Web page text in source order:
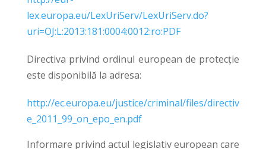
lex.europa.eu/LexUriServ/LexUriServ.do?
uri=OJ:L:2013:181:0004:0012:ro:PDF
Directiva privind ordinul european de protecție
este disponibilă la adresa:
http://ec.europa.eu/justice/criminal/files/directiv
e_2011_99_on_epo_en.pdf
Informare privind actul legislativ european care